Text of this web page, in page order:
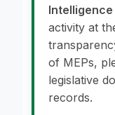
activity at
of MEPs,
legislative
records.